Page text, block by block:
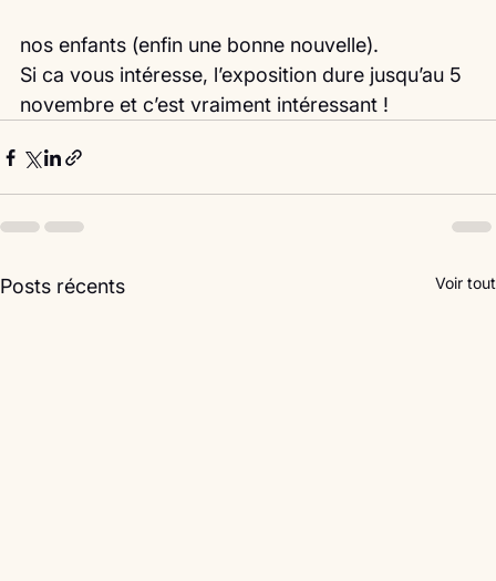
nos enfants (enfin une bonne nouvelle).
Si ca vous intéresse, l’exposition dure jusqu’au 5
novembre et c’est vraiment intéressant !
Posts récents Voir tout